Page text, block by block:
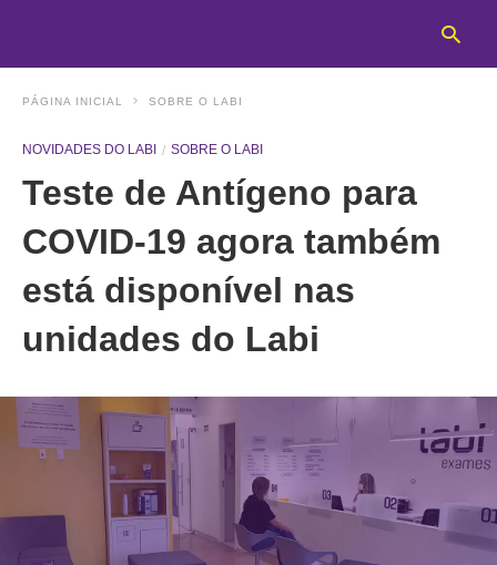
PÁGINA INICIAL SOBRE O LABI
NOVIDADES DO LABI SOBRE O LABI
Teste de Antígeno para
COVID-19 agora também
está disponível nas
unidades do Labi